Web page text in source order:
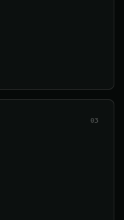
03